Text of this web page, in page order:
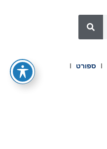
ספורט